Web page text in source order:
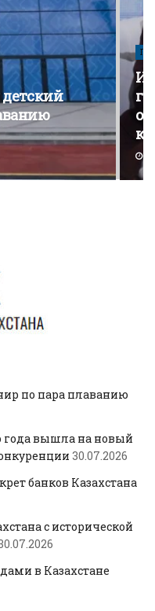
детский
по пара плаванию
года вышла на новый
30.07.2026
банков Казахстана
с исторической
в Казахстане